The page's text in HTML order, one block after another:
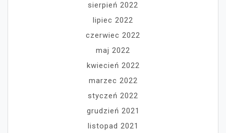
sierpień 2022
lipiec 2022
czerwiec 2022
maj 2022
kwiecień 2022
marzec 2022
styczeń 2022
grudzień 2021
listopad 2021